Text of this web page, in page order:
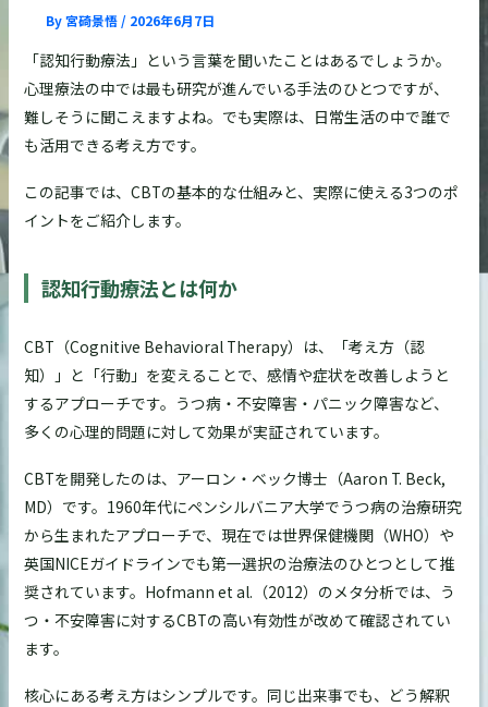
By宮碕景悟 / 2026年6月7日
「認知行動療法」という言葉を聞いたことはあるでしょうか。
心理療法の中では最も研究が進んでいる手法のひとつですが、
難しそうに聞こえますよね。でも実際は、日常生活の中で誰で
も活用できる考え方です。
この記事では、CBTの基本的な仕組みと、実際に使える3つのポ
イントをご紹介します。
認知行動療法とは何か
CBT（Cognitive Behavioral Therapy）は、「考え方（認
知）」と「行動」を変えることで、感情や症状を改善しようと
するアプローチです。うつ病・不安障害・パニック障害など、
多くの心理的問題に対して効果が実証されています。
CBTを開発したのは、アーロン・ベック博士（Aaron T. Beck,
MD）です。1960年代にペンシルバニア大学でうつ病の治療研究
から生まれたアプローチで、現在では世界保健機関（WHO）や
英国NICEガイドラインでも第一選択の治療法のひとつとして推
奨されています。Hofmann et al.（2012）のメタ分析では、う
つ・不安障害に対するCBTの高い有効性が改めて確認されてい
ます。
核心にある考え方はシンプルです。同じ出来事でも、どう解釈